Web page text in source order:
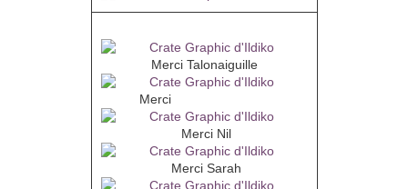
Merci Talonaiguille
Merci
Merci Nil
Merci Sarah